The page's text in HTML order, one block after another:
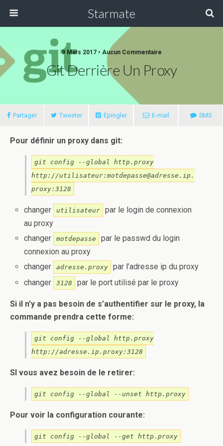
Starmate
9 Mars 2017 • Aucun Commentaire
Git Derrière Un Proxy
Partager Tweeter Épingler E-mail SMS
Pour définir un proxy dans git:
git config --global http.proxy
http://utilisateur:motdepasse@adresse.ip.
proxy:3128
changer utilisateur
par le login de connexion
au proxy
changer
motdepasse
par le passwd du login
connexion au proxy
changer
adresse.proxy
par l’adresse ip du proxy
changer
3128 par le port utilisé par le proxy
Si il n’y a pas besoin de s’authentifier sur le proxy, la
commande prendra cette forme:
git config --global http.proxy
http://adresse.ip.proxy:3128
SI vous avez besoin de le retirer:
git config --global --unset http.proxy
Pour voir la configuration courante:
git config --global --get http.proxy